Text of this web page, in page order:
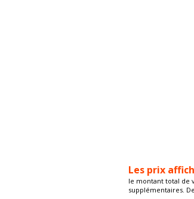
Les prix
le montant total de
supplémentaires.